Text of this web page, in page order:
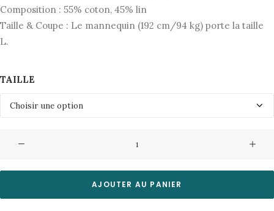
Composition : 55% coton, 45% lin
Taille & Coupe : Le mannequin (192 cm/94 kg) porte la taille
L.
TAILLE
Pantalon
Linen
AJOUTER AU PANIER